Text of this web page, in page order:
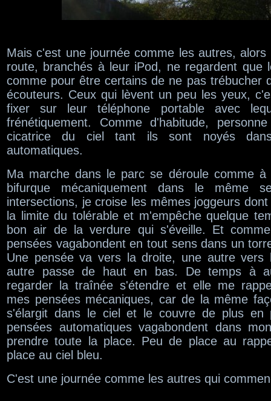
Mais c'est une journée comme les autres, alors
route, branchés à leur iPod, ne regardent que
comme pour être certains de ne pas trébucher
écouteurs. Ceux qui lèvent un peu les yeux,
fixer sur leur téléphone portable avec
frénétiquement. Comme d'habitude,
cicatrice du ciel tant ils sont noyés
automatiques.
Ma marche dans le parc se déroule comme à
bifurque mécaniquement dans le même
intersections, je croise les mêmes joggeurs
la limite du tolérable et m'empêche quelque
bon air de la verdure qui s'éveille. Et
pensées vagabondent en tout sens dans un
Une pensée va vers la droite, une autre vers
autre passe de haut en bas. De temps à
regarder la traînée s'étendre et elle me
mes pensées mécaniques, car de la même
s'élargit dans le ciel et le couvre de plus en
pensées automatiques vagabondent dans
prendre toute la place. Peu de place au
place au ciel bleu.
C'est une journée comme les autres qui